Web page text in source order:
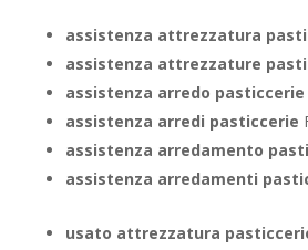
assistenza attrezzatura
assistenza attrezzature
assistenza arredo pasticcerie
assistenza arredi pasticcerie
assistenza arredamento
assistenza arredamenti
usato attrezzatura